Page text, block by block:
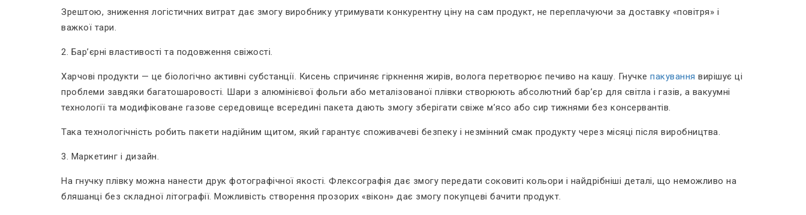
Зрештою, зниження логістичних витрат дає змогу виробнику утримувати конкурентну ціну на сам продукт, не переплачуючи за доставку «повітря» і
важкої тари.
2. Бар’єрні властивості та подовження свіжості.
Харчові продукти — це біологічно активні субстанції. Кисень спричиняє гіркнення жирів, волога перетворює печиво на кашу. Гнучке пакування вирішує ці
проблеми завдяки багатошаровості. Шари з алюмінієвої фольги або металізованої плівки створюють абсолютний бар’єр для світла і газів, а вакуумні
технології та модифіковане газове середовище всередині пакета дають змогу зберігати свіже м’ясо або сир тижнями без консервантів.
Така технологічність робить пакети надійним щитом, який гарантує споживачеві безпеку і незмінний смак продукту через місяці після виробництва.
3. Маркетинг і дизайн.
На гнучку плівку можна нанести друк фотографічної якості. Флексографія дає змогу передати соковиті кольори і найдрібніші деталі, що неможливо на
бляшанці без складної літографії. Можливість створення прозорих «вікон» дає змогу покупцеві бачити продукт.